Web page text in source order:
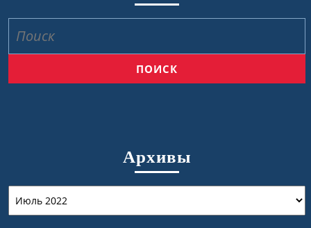
Архивы